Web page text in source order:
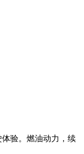
验。燃油动力，续